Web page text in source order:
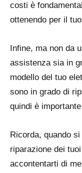
costi è
ottenendo per il
Infine, ma non da
assistenza sia in
modello del tuo
sono in grado di
quindi è
Ricorda, quando
riparazione dei
accontentarti di